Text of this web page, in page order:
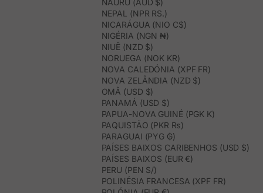
NAURU (AUD $)
NEPAL (NPR RS.)
NICARÁGUA (NIO C$)
NIGÉRIA (NGN ₦)
NIUÊ (NZD $)
NORUEGA (NOK KR)
NOVA CALEDÓNIA (XPF FR)
NOVA ZELÂNDIA (NZD $)
OMÃ (USD $)
PANAMÁ (USD $)
PAPUA-NOVA GUINÉ (PGK K)
PAQUISTÃO (PKR ₨)
PARAGUAI (PYG ₲)
PAÍSES BAIXOS CARIBENHOS (USD $)
PAÍSES BAIXOS (EUR €)
PERU (PEN S/)
POLINÉSIA FRANCESA (XPF FR)